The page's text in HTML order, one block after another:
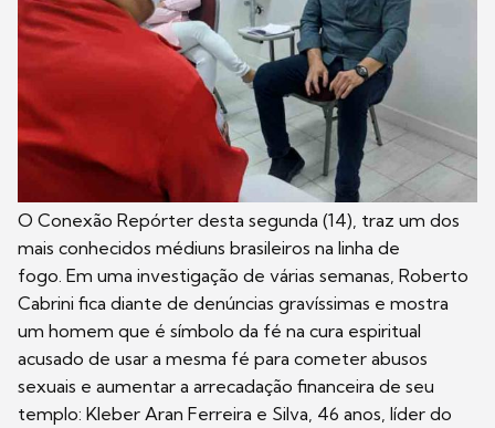
O Conexão Repórter desta segunda (14), traz um dos
mais conhecidos médiuns brasileiros na linha de
fogo. Em uma investigação de várias semanas, Roberto
Cabrini fica diante de denúncias gravíssimas e mostra
um homem que é símbolo da fé na cura espiritual
acusado de usar a mesma fé para cometer abusos
sexuais e aumentar a arrecadação financeira de seu
templo: Kleber Aran Ferreira e Silva, 46 anos, líder do